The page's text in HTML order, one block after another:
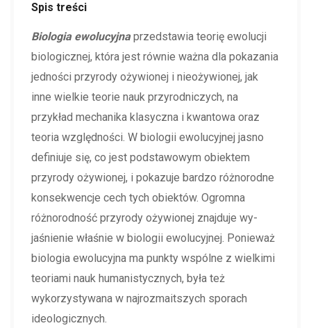
Spis treści
Biologia ewolucyjnaprzedstawia teorię ewolucji
biologicznej, która jest równie ważna dla pokazania
jedności przyrody ożywionej i nieożywionej, jak
inne wielkie teorie nauk przyrodniczych, na
przykład mechanika klasyczna i kwantowa oraz
teoria względności. W biologii ewolucyjnej jasno
definiuje się, co jest podstawowym obiektem
przyrody ożywionej, i pokazuje bardzo różnorodne
konsekwencje cech tych obiektów. Ogromna
różnorodność przyrody ożywionej znajduje wy-
jaśnienie właśnie w biologii ewolucyjnej. Ponieważ
biologia ewolucyjna ma punkty wspólne z wielkimi
teoriami nauk humanistycznych, była też
wykorzystywana w najrozmaitszych sporach
ideologicznych.